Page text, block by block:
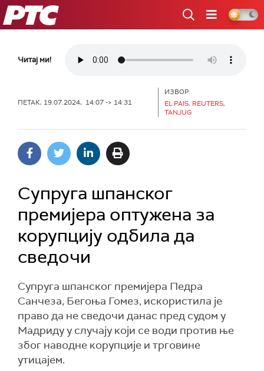
РТС
Читај ми!
ПЕТАК, 19.07.2024, 14:07 -> 14:31
ИЗВОР:
EL PAIS, REUTERS,
TANJUG
Супруга шпанског
премијера оптужена за
корупцију одбила да
сведочи
Супруга шпанског премијера Педра
Санчеза, Бегоња Гомез, искористила је
право да не сведочи данас пред судом у
Мадриду у случају који се води против ње
због наводне корупције и трговине
утицајем.